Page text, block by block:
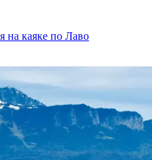
на каяке по Лаво